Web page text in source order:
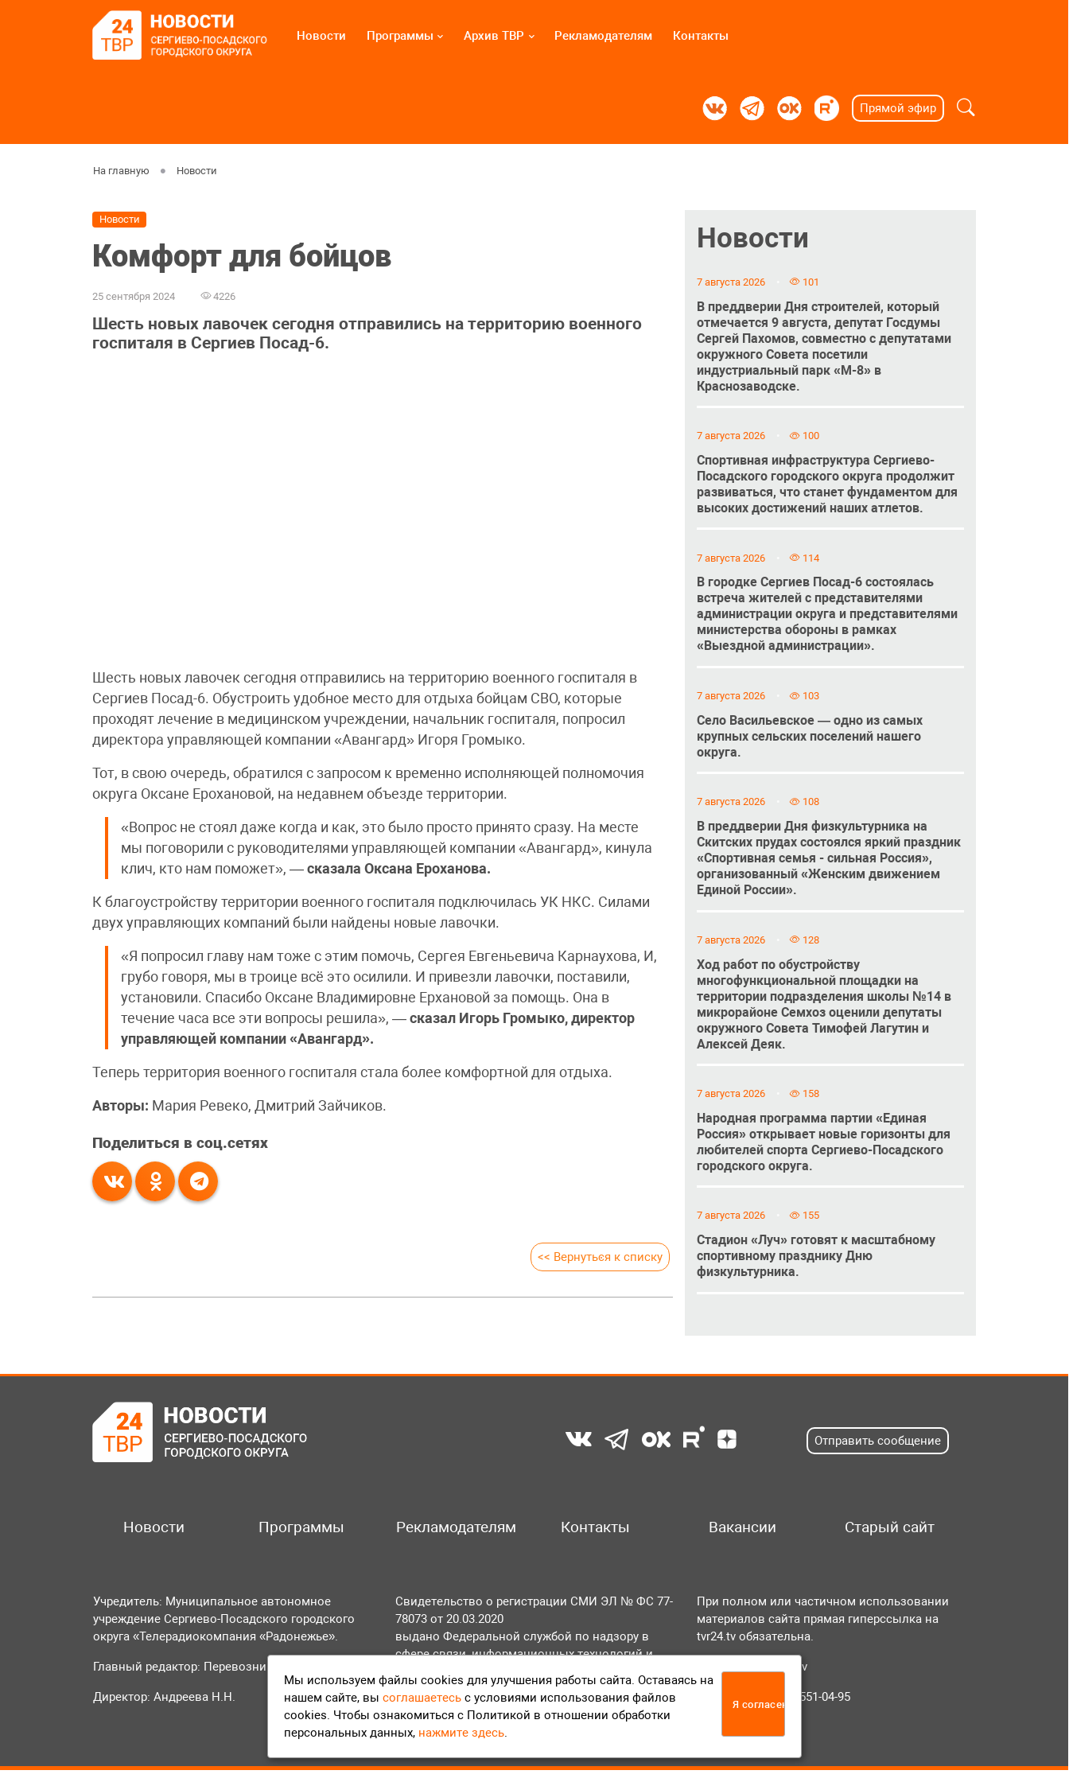
Новости Программы Архив ТВР Рекламодателям Контакты
Прямой эфир
На главную Новости
Новости
Комфорт для бойцов
25 сентября 2024 4226
Шесть новых лавочек сегодня отправились на территорию военного
госпиталя в Сергиев Посад-6.
Шесть новых лавочек сегодня отправились на территорию военного госпиталя в
Сергиев Посад-6. Обустроить удобное место для отдыха бойцам СВО, которые
проходят лечение в медицинском учреждении, начальник госпиталя, попросил
директора управляющей компании «Авангард» Игоря Громыко.
Тот, в свою очередь, обратился с запросом к временно исполняющей полномочия
округа Оксане Ерохановой, на недавнем объезде территории.
«Вопрос не стоял даже когда и как, это было просто принято сразу. На месте
мы поговорили с руководителями управляющей компании «Авангард», кинула
клич, кто нам поможет», —сказала Оксана Ероханова.
К благоустройству территории военного госпиталя подключилась УК НКС. Силами
двух управляющих компаний были найдены новые лавочки.
«Я попросил главу нам тоже с этим помочь, Сергея Евгеньевича Карнаухова, И,
грубо говоря, мы в троице всё это осилили. И привезли лавочки, поставили,
установили. Спасибо Оксане Владимировне Ерхановой за помощь. Она в
течение часа все эти вопросы решила», —сказал Игорь Громыко, директор
управляющей компании «Авангард».
Теперь территория военного госпиталя стала более комфортной для отдыха.
Авторы: Мария Ревеко, Дмитрий Зайчиков.
Поделиться в соц.сетях
<< Вернуться к списку
Новости
7 августа 2026 101
В преддверии Дня строителей, который
отмечается 9 августа, депутат Госдумы
Сергей Пахомов, совместно с депутатами
окружного Совета посетили
индустриальный парк «М-8» в
Краснозаводске.
7 августа 2026 100
Спортивная инфраструктура Сергиево-
Посадского городского округа продолжит
развиваться, что станет фундаментом для
высоких достижений наших атлетов.
7 августа 2026 114
В городке Сергиев Посад-6 состоялась
встреча жителей с представителями
администрации округа и представителями
министерства обороны в рамках
«Выездной администрации».
7 августа 2026 103
Село Васильевское — одно из самых
крупных сельских поселений нашего
округа.
7 августа 2026 108
В преддверии Дня физкультурника на
Скитских прудах состоялся яркий праздник
«Спортивная семья - сильная Россия»,
организованный «Женским движением
Единой России».
7 августа 2026 128
Ход работ по обустройству
многофункциональной площадки на
территории подразделения школы №14 в
микрорайоне Семхоз оценили депутаты
окружного Совета Тимофей Лагутин и
Алексей Деяк.
7 августа 2026 158
Народная программа партии «Единая
Россия» открывает новые горизонты для
любителей спорта Сергиево-Посадского
городского округа.
7 августа 2026 155
Стадион «Луч» готовят к масштабному
спортивному празднику Дню
физкультурника.
Отправить сообщение
Новости Программы Рекламодателям Контакты Вакансии Старый сайт
Учредитель: Муниципальное автономное
учреждение Сергиево-Посадского городского
округа «Телерадиокомпания «Радонежье».
Главный редактор: Перевозникова О.А.
Директор: Андреева Н.Н.
Свидетельство о регистрации СМИ ЭЛ № ФС 77-
78073 от 20.03.2020
выдано Федеральной службой по надзору в
сфере связи, информационных технологий и
массовых коммуникаций (Роскомнадзор).
Положение об обработке персональных данных
Согласие на обработку персональных данных
При полном или частичном использовании
материалов сайта прямая гиперссылка на
tvr24.tv обязательна.
info@tvr24.tv
Телефон: +7 (496) 551-04-95
Мы используем файлы cookies для улучшения работы сайта. Оставаясь на
нашем сайте, вы соглашаетесь с условиями использования файлов
cookies. Чтобы ознакомиться с Политикой в отношении обработки
персональных данных, нажмите здесь.
Я согласен